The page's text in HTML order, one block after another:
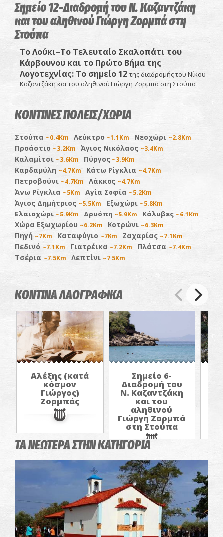
Σημείο 12-Διαδρομή του Ν. Καζαντζάκη
και του αληθινού Γιώργη Ζορμπά στη
Στούπα
Το Λούκι–Το Τελευταίο Σκαλοπάτι του
Κάρβουνου και το Πρώτο Βήμα της
Λογοτεχνίας: Το σημείο 12 της διαδρομής του Νίκου
Καζαντζάκη και του αληθινού Γιώργη Ζορμπά στη Στούπα
ΚΟΝΤΙΝΕΣ ΠΟΛΕΙΣ/ΧΩΡΙΑ
Στούπα ~0.4Km Λεύκτρο ~1.1Km Νεοχώρι ~2.8Km
Προάστιο ~3.2Km Άγιος Νικόλαος ~3.4Km
Καλαμίτσι ~3.6Km Πύργος ~3.9Km
Καρδαμύλη ~4.7Km Κάτω Ρίγκλια ~4.7Km
Πετροβούνι ~4.7Km Λάκκος ~4.7Km
Άνω Ρίγκλια ~5Km Αγία Σοφία ~5.2Km
Άγιος Δημήτριος ~5.5Km Εξωχώρι ~5.8Km
Ελαιοχώρι ~5.9Km Δρυόπη ~5.9Km Κάλυβες ~6.1Km
Χώρα Εξωχωρίου ~6.2Km Κοτρώνι ~6.3Km
Πηγή ~7Km Καταφύγιο ~7Km Ζαχαρίας ~7.1Km
Πεδινό ~7.1Km Γιατρέικα ~7.2Km Πλάτσα ~7.4Km
Τσέρια ~7.5Km Λεπτίνι ~7.5Km
ΚΟΝΤΙΝΑ ΛΑΟΓΡΑΦΙΚΑ
Αλέξης (κατά
κόσμον
Γιώργος)
Ζορμπάς
Σημείο 6-
Διαδρομή του
Ν. Καζαντζάκη
και του
αληθινού
Γιώργη Ζορμπά
στη Στούπα
ΤΑ ΝΕΩΤΕΡΑ ΣΤΗΝ ΚΑΤΗΓΟΡΙΑ